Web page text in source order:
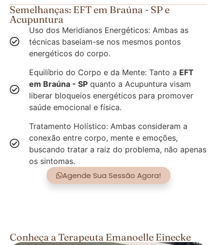
Semelhanças: EFT em Braúna - SP e
Acupuntura
Uso dos Meridianos Energéticos: Ambas as
técnicas baseiam-se nos mesmos pontos
energéticos do corpo.
Equilíbrio do Corpo e da Mente: Tanto a EFT
em Braúna - SP quanto a Acupuntura visam
liberar bloqueios energéticos para promover
saúde emocional e física.
Tratamento Holístico: Ambas consideram a
conexão entre corpo, mente e emoções,
buscando tratar a raiz do problema, não apenas
os sintomas.
Agende Sua Sessão Agora!
Conheça a Terapeuta Emanoelle Einecke